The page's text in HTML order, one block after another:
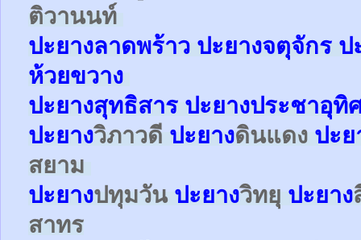
ติวานนท์
ปะยางลาดพร้าว ปะยางจตุจักร ป
ห้วยขวาง
ปะยางสุทธิสาร ปะยางประชาอุทิ
ปะยางวิภาวดี ปะยางดินแดง ปะย
สยาม
ปะยางปทุมวัน ปะยางวิทยุ ปะยาง
สาทร